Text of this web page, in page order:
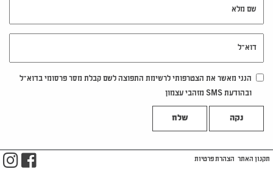
הנני מאשר את הצטרפותי לרשימת התפוצה לשם קבלת מסר פרסומי בדוא"ל
ובהודעת SMS מזהבי עצמון
נקה
תקנון האתר הצהרת פרטיות